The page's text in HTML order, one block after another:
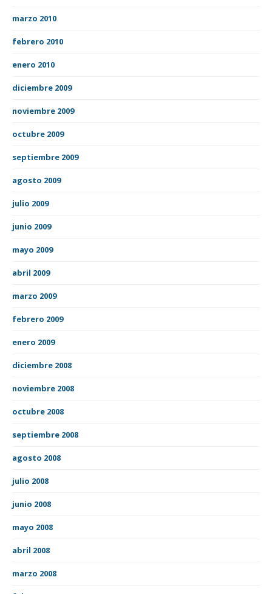
marzo 2010
febrero 2010
enero 2010
diciembre 2009
noviembre 2009
octubre 2009
septiembre 2009
agosto 2009
julio 2009
junio 2009
mayo 2009
abril 2009
marzo 2009
febrero 2009
enero 2009
diciembre 2008
noviembre 2008
octubre 2008
septiembre 2008
agosto 2008
julio 2008
junio 2008
mayo 2008
abril 2008
marzo 2008